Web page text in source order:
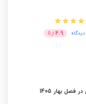
4.9 از 5
بهار 1405